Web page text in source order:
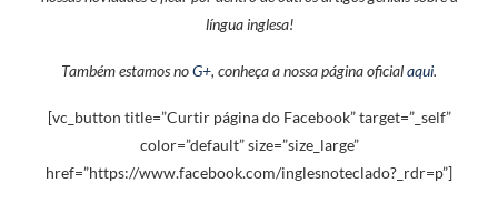
língua inglesa!
Também estamos noG+, conheça a nossa página oficialaqui.
[vc_button title=”Curtir página do Facebook” target=”_self”
color=”default” size=”size_large”
href=”https://www.facebook.com/inglesnoteclado?_rdr=p”]